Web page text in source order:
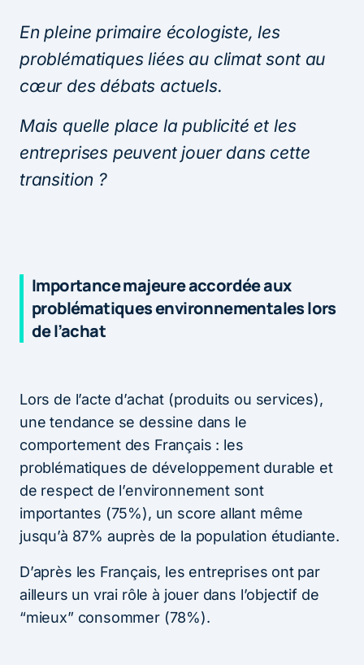
En pleine primaire écologiste, les
problématiques liées au climat sont au
cœur des débats actuels.
Mais quelle place la publicité et les
entreprises peuvent jouer dans cette
transition ?
Importance majeure accordée aux
problématiques environnementales lors
de l’achat
Lors de l’acte d’achat (produits ou services),
une tendance se dessine dans le
comportement des Français : les
problématiques de développement durable et
de respect de l’environnement sont
importantes (75%), un score allant même
jusqu’à 87% auprès de la population étudiante.
D’après les Français, les entreprises ont par
ailleurs un vrai rôle à jouer dans l’objectif de
“mieux” consommer (78%).